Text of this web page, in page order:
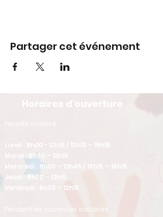
Partager cet événement
Horaires d'ouverture
Lundi : 9h00 - 12h15 / 13h15 – 18h15
Mardi : 8h30 – 12h15
Mercredi : 8h00 – 12h45 / 13h15 – 18h15
Jeudi : 8h30 – 12h15
Vendredi : 8h30 – 12h15
Pendant les vacances scolaires: